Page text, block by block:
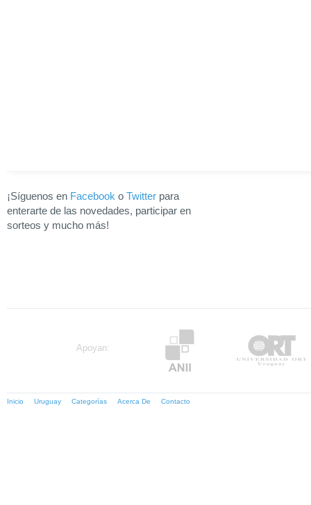
¡Síguenos en Facebook o Twitter para
enterarte de las novedades, participar en
sorteos y mucho más!
Apoyan:
Inicio Uruguay Categorías Acerca De Contacto